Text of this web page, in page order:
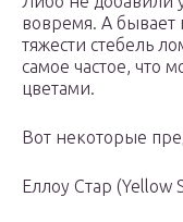
вовремя. А бывает
тяжести стебель
самое частое, что
цветами.
Вот некоторые
Еллоу Стар (Yellow